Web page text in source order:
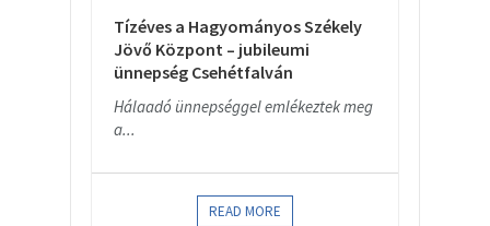
Tízéves a Hagyományos Székely
Jövő Központ – jubileumi
ünnepség Csehétfalván
Hálaadó ünnepséggel emlékeztek meg
a...
READ MORE